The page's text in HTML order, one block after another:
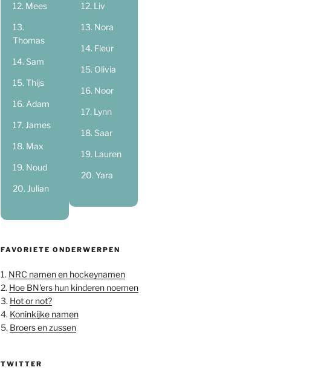
Mees
Thomas
Sam
Thijs
Adam
James
Max
Noud
Julian
Liv
Nora
Fleur
Olivia
Noor
Lynn
Saar
Lauren
Yara
FAVORIETE ONDERWERPEN
1. NRC namen en hockeynamen
2. Hoe BN'ers hun kinderen noemen
3. Hot or not?
4. Koninkijke namen
5. Broers en zussen
TWITTER